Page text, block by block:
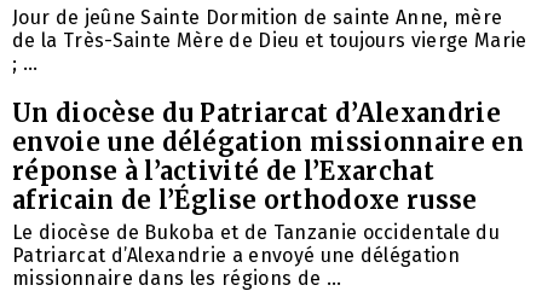
Jour de jeûne Sainte Dormition de sainte Anne, mère
de la Très-Sainte Mère de Dieu et toujours vierge Marie
; ...
Un diocèse du Patriarcat d’Alexandrie
envoie une délégation missionnaire en
réponse à l’activité de l’Exarchat
africain de l’Église orthodoxe russe
Le diocèse de Bukoba et de Tanzanie occidentale du
Patriarcat d’Alexandrie a envoyé une délégation
missionnaire dans les régions de ...